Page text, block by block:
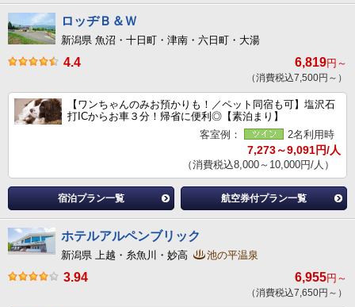
ロッヂＢ＆Ｗ
新潟県 魚沼・十日町・津南・六日町・大湯
4.4 6,819円～
（消費税込7,500円～）
【ワンちゃんのみお預かりも！／ペット同宿も可】塩沢石
打ICからお車３分！帰省に便利◎【素泊まり】
客室例：
2名利用時
7,273～9,091円/人
（消費税込8,000～10,000円/人）
宿泊プラン一覧 航空券付プラン一覧
ホテルアルペンブリック
新潟県 上越・糸魚川・妙高 池の平温泉
3.94 6,955円～
（消費税込7,650円～）